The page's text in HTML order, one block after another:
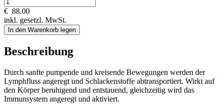
€ 88.00
inkl. gesetzl. MwSt.
In den Warenkorb legen
Beschreibung
Durch sanfte pumpende und kreisende Bewegungen werden der
Lymphfluss angeregt und Schlackenstoffe abtransportiert. Wirkt auf
den Körper beruhigend und entstauend, gleichzeitig wird das
Immunsystem angeregt und aktiviert.